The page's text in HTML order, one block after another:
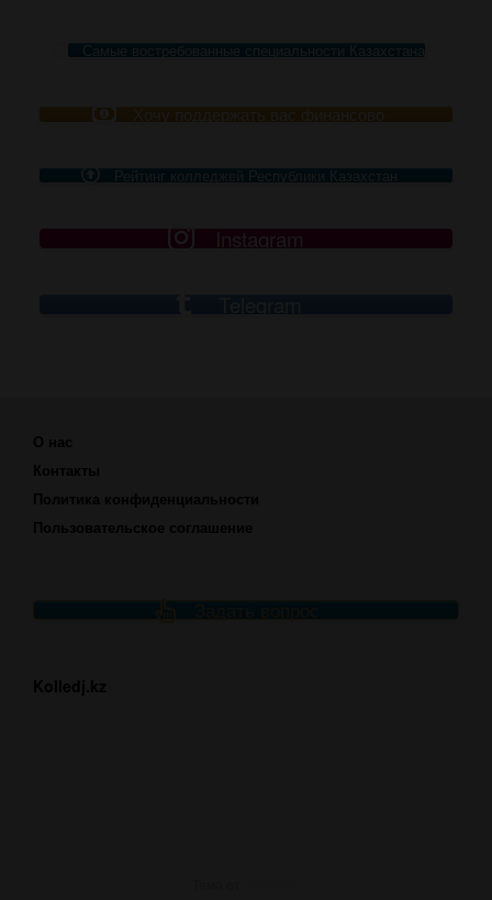
Самые востребованные специальности Казахстана
Рейтинг колледжей Республики Казахстан
Instagram